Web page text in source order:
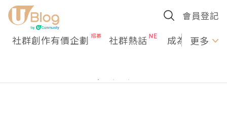
會員登記
社群創作有價企劃 社群熱話 成為U更多